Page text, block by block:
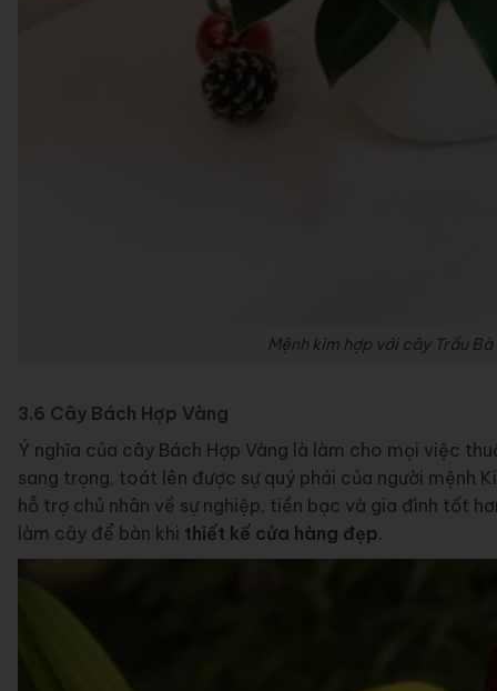
Mệnh kim hợp với cây Trầu
3.6 Cây Bách Hợp Vàng
Ý nghĩa của cây Bách Hợp Vàng là làm cho mọi việc
sang trọng, toát lên được sự quý phái của người mệnh
hỗ trợ chủ nhân về sự nghiệp, tiền bạc và gia đình tốt
làm cây để bàn khi thiết kế cửa hàng đẹp.